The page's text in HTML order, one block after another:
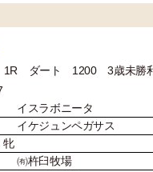
ダート 1200 3歳未勝
イスラボニータ
イケジュンペガサス
㈲杵臼牧場